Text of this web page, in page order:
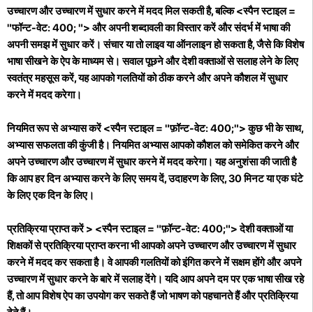
उच्चारण और उच्चारण में सुधार करने में मदद मिल सकती है, बल्कि <स्पैन स्टाइल =
"फॉन्ट-वेट: 400; "> और अपनी शब्दावली का विस्तार करें और संदर्भ में भाषा की
अपनी समझ में सुधार करें। संचार या तो लाइव या ऑनलाइन हो सकता है, जैसे कि विशेष
भाषा सीखने के ऐप के माध्यम से। सवाल पूछने और देशी वक्ताओं से सलाह लेने के लिए
स्वतंत्र महसूस करें, यह आपको गलतियों को ठीक करने और अपने कौशल में सुधार
करने में मदद करेगा।
नियमित रूप से अभ्यास करें <स्पैन स्टाइल = "फ़ॉन्ट-वेट: 400;"> कुछ भी के साथ,
अभ्यास सफलता की कुंजी है। नियमित अभ्यास आपको कौशल को समेकित करने और
अपने उच्चारण और उच्चारण में सुधार करने में मदद करेगा। यह अनुशंसा की जाती है
कि आप हर दिन अभ्यास करने के लिए समय दें, उदाहरण के लिए, 30 मिनट या एक घंटे
के लिए एक दिन के लिए।
प्रतिक्रिया प्राप्त करें > <स्पैन स्टाइल = "फ़ॉन्ट-वेट: 400;"> देशी वक्ताओं या
शिक्षकों से प्रतिक्रिया प्राप्त करना भी आपको अपने उच्चारण और उच्चारण में सुधार
करने में मदद कर सकता है। वे आपकी गलतियों को इंगित करने में सक्षम होंगे और अपने
उच्चारण में सुधार करने के बारे में सलाह देंगे। यदि आप अपने दम पर एक भाषा सीख रहे
हैं, तो आप विशेष ऐप का उपयोग कर सकते हैं जो भाषण को पहचानते हैं और प्रतिक्रिया